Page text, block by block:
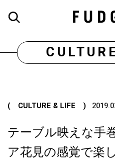
( CULTURE & LIFE )
テーブル映えな手
ア花見の感覚で楽